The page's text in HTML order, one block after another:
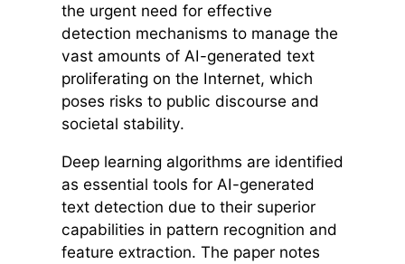
the urgent need for effective
detection mechanisms to manage the
vast amounts of AI-generated text
proliferating on the Internet, which
poses risks to public discourse and
societal stability.
Deep learning algorithms are identified
as essential tools for AI-generated
text detection due to their superior
capabilities in pattern recognition and
feature extraction. The paper notes